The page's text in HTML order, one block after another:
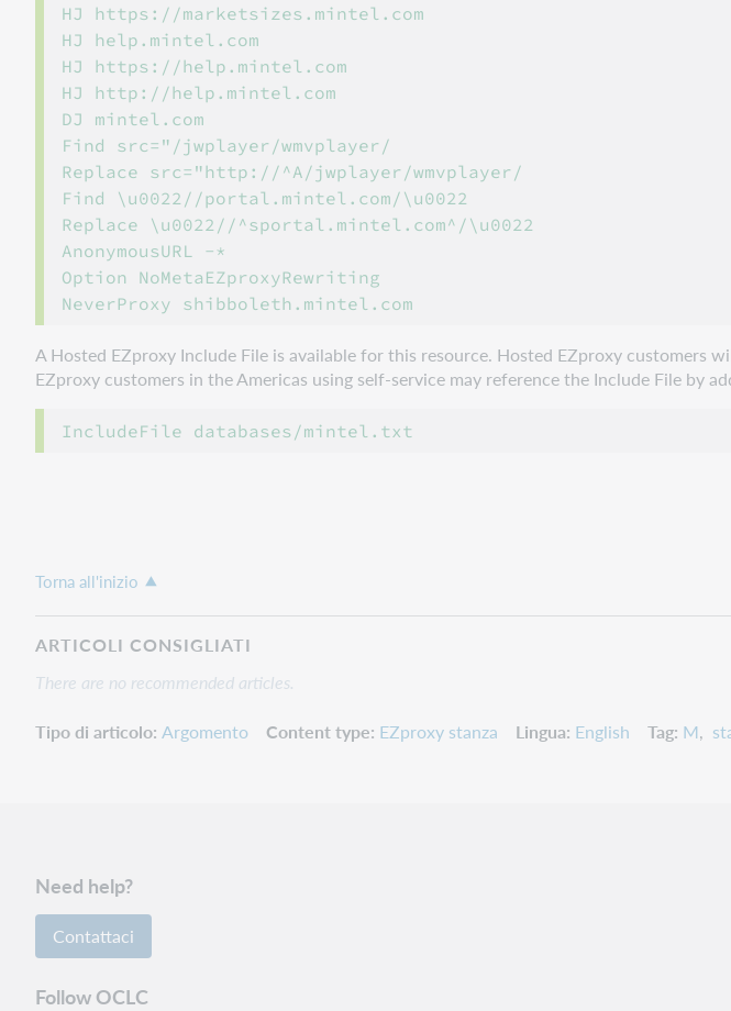
HJ https://marketsizes.mintel.com
HJ help.mintel.com
HJ https://help.mintel.com
HJ http://help.mintel.com
DJ mintel.com
Find src="/jwplayer/wmvplayer/
Replace src="http://^A/jwplayer/wmvplayer/
Find \u0022//portal.mintel.com/\u0022
Replace \u0022//^sportal.mintel.com^/\u0022
AnonymousURL -*
Option NoMetaEZproxyRewriting
A Hosted EZproxy Include File is available for this resource. Hosted EZproxy customers
EZproxy customers in the Americas using self-service may reference the Include File by
Torna all'inizio
ARTICOLI CONSIGLIATI
There are no recommended articles.
Tipo di articolo Argomento Content type EZproxy stanza Lingua English Tag M
Need help?
Contattaci
Follow OCLC